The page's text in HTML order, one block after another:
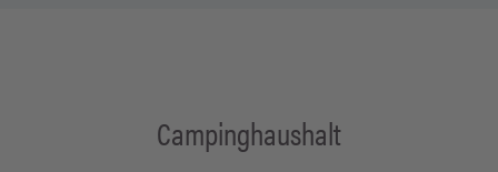
Campinghaushalt